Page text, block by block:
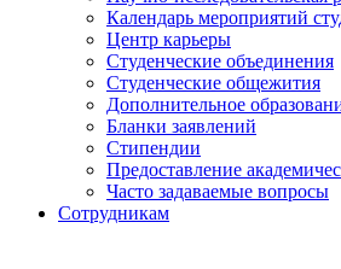
Календарь мероприятий
Центр карьеры
Студенческие объединения
Студенческие общежития
Дополнительное
Бланки заявлений
Стипендии
Предоставление
Часто задаваемые вопросы
Сотрудникам